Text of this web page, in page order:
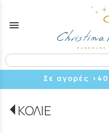
menu
Σε αγορές >40
ΚΟΛΙΕ